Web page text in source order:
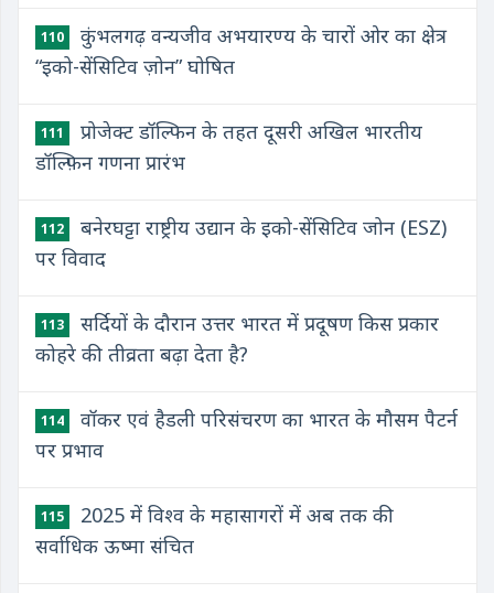
110
कुंभलगढ़ वन्यजीव अभयारण्य के चारों ओर का क्षेत्र
“इको-सेंसिटिव ज़ोन” घोषित
111
प्रोजेक्ट डॉल्फिन के तहत दूसरी अखिल भारतीय
डॉल्फ़िन गणना प्रारंभ
112
बनेरघट्टा राष्ट्रीय उद्यान के इको-सेंसिटिव जोन (ESZ)
पर विवाद
113
सर्दियों के दौरान उत्तर भारत में प्रदूषण किस प्रकार
कोहरे की तीव्रता बढ़ा देता है?
114
वॉकर एवं हैडली परिसंचरण का भारत के मौसम पैटर्न
पर प्रभाव
115
2025 में विश्व के महासागरों में अब तक की
सर्वाधिक ऊष्मा संचित